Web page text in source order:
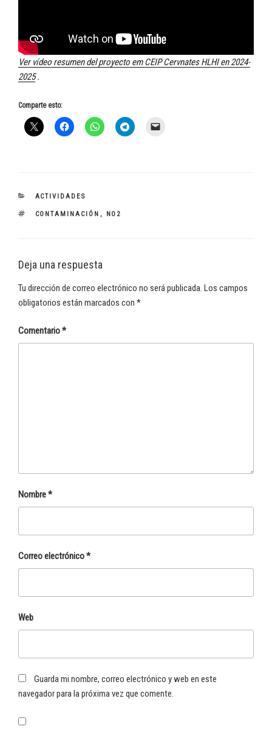
Ver vídeo resumen del proyecto em CEIP Cervnates HLHI en 2024-
2025.
Comparte esto:
CATEGORÍAS
ACTIVIDADES
ETIQUETAS
CONTAMINACIÓN , NO2
Deja una respuesta
Tu dirección de correo electrónico no será publicada. Los campos
obligatorios están marcados con *
Comentario*
Nombre*
Correo electrónico*
Web
Guarda mi nombre, correo electrónico y web en este
navegador para la próxima vez que comente.